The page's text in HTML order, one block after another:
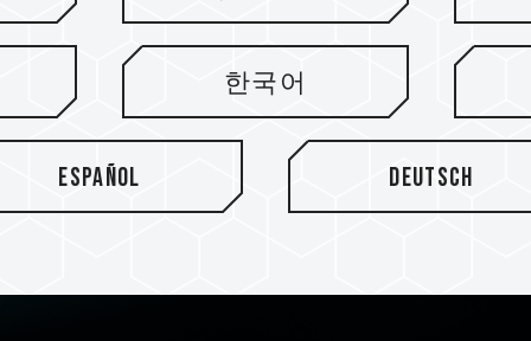
2mm
Der schwarze,
Aluminiumlegierung zeigt
Haltbarkeit auf Graphit-
texturierten Oberfläche.
한국어
Español Deutsch